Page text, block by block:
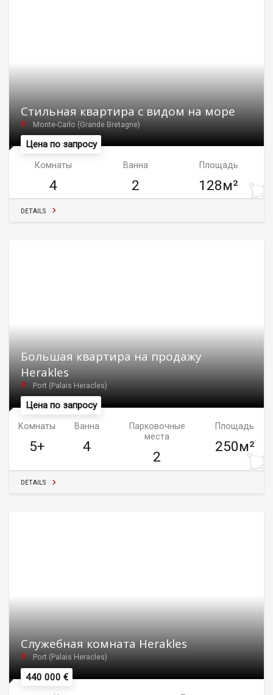
Цена по запросу
Стильная квартира с видом на море
Monte-Carlo (Grande Bretagne)
Комнаты
4
Ванна
2
Площадь
128м²
DETAILS
Цена по запросу
Большая квартира на продажу
Herakles
Port (Palais Heracles)
Комнаты
5+
Ванна
4
Парковочные
места
2
Площадь
250м²
DETAILS
440 000 €
Служебная комната Herakles
Port (Palais Heracles)